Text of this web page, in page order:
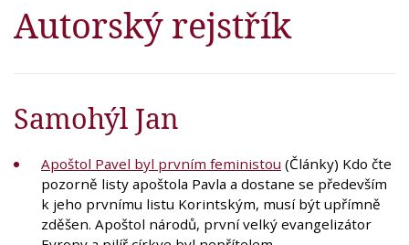
Autorský rejstřík
Samohýl Jan
Apoštol Pavel byl prvním feministou (Články) Kdo čte
pozorně listy apoštola Pavla a dostane se především
k jeho prvnímu listu Korintským, musí být upřímně
zděšen. Apoštol národů, první velký evangelizátor